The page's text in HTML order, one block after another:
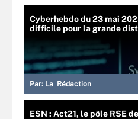
Cyberhebdo du 23 mai
difficile pour la grande
Par: La Rédaction
ESN : Act21, le pôle RSE